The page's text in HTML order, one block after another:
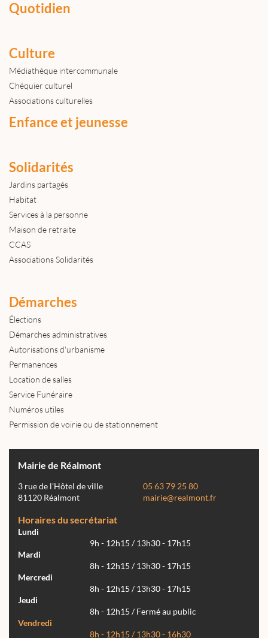
Quotidien
Culture
Médiathèque intercommunale
Chéquier culturel
Associations culturelles
Enfance et jeunesse
Solidarités
Jardins partagés
Habitat
Services à la personne
Maison de retraite
CCAS
Associations Solidarités
Démarches
Élections
Démarches administratives
Autorisations d'urbanisme
Permanences
Location de salles
Service Funéraire
Numéros utiles
Permission de voirie ou de stationnement
Mairie de Réalmont
3 rue de l'Hôtel de ville
81120 Réalmont
05 63 79 25 80
mairie@realmont.fr
Horaires du secrétariat
Lundi
9h - 12h15 / 13h30 - 17h15
Mardi
8h - 12h15 / 13h30 - 17h15
Mercredi
8h - 12h15 / 13h30 - 17h15
Jeudi
8h - 12h15 / Fermé au public
Vendredi
8h - 12h15 / 13h30 - 16h30